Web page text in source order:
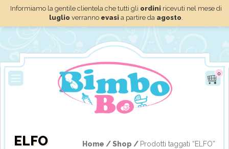
Informiamo la gentile clientela che tutti gli ordini ricevuti nel mese di
luglio verranno evasi a partire da agosto.
0
Home /Shop / Prodotti taggati “ELFO”
ELFO